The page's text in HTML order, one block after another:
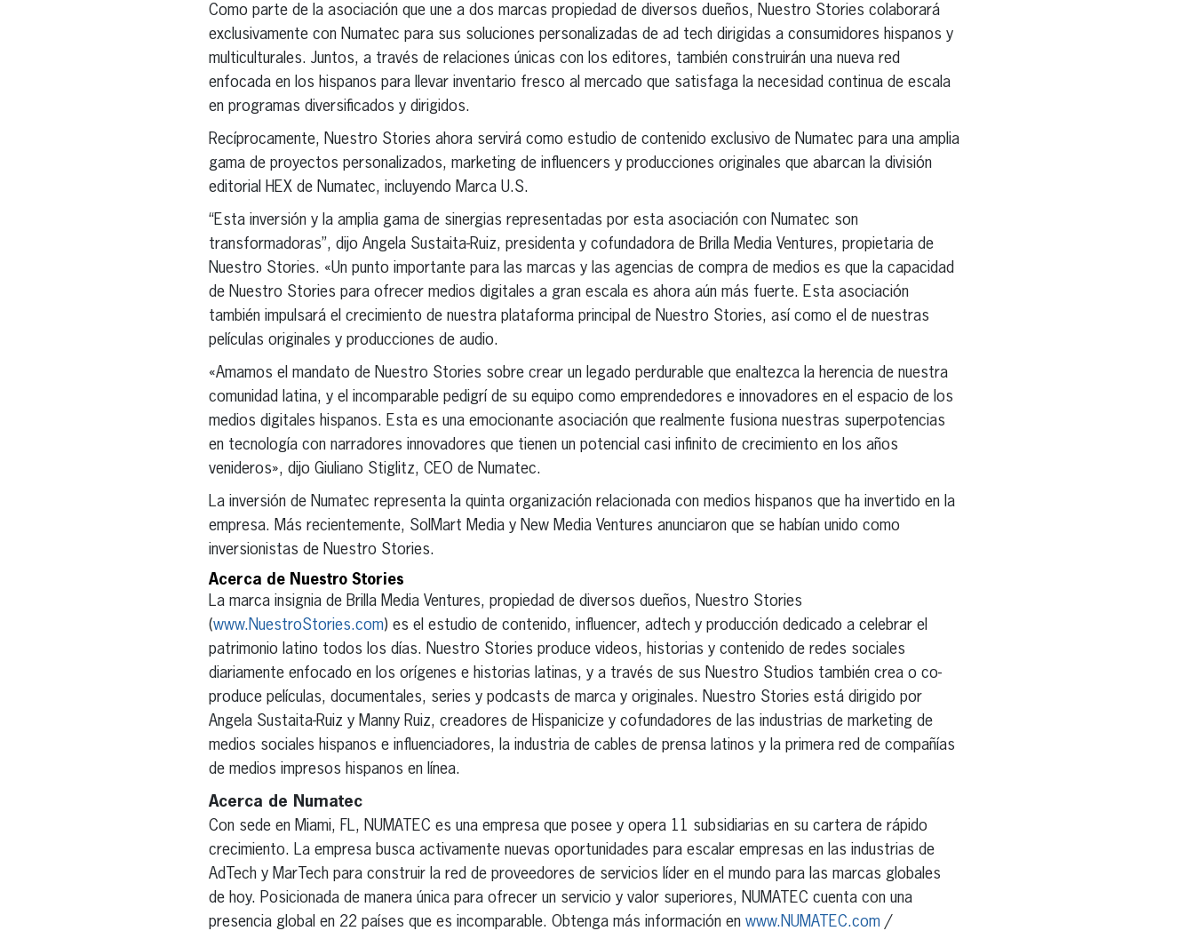
Como parte de la asociación que une a dos marcas propiedad de diversos dueños, Nuestro Stories colaborará
exclusivamente con Numatec para sus soluciones personalizadas de ad tech dirigidas a consumidores hispanos y
multiculturales. Juntos, a través de relaciones únicas con los editores, también construirán una nueva red
enfocada en los hispanos para llevar inventario fresco al mercado que satisfaga la necesidad continua de escala
en programas diversificados y dirigidos.
Recíprocamente, Nuestro Stories ahora servirá como estudio de contenido exclusivo de Numatec para una amplia
gama de proyectos personalizados, marketing de influencers y producciones originales que abarcan la división
editorial HEX de Numatec, incluyendo Marca U.S.
“Esta inversión y la amplia gama de sinergias representadas por esta asociación con Numatec son
transformadoras”, dijo Angela Sustaita-Ruiz, presidenta y cofundadora de Brilla Media Ventures, propietaria de
Nuestro Stories. «Un punto importante para las marcas y las agencias de compra de medios es que la capacidad
de Nuestro Stories para ofrecer medios digitales a gran escala es ahora aún más fuerte. Esta asociación
también impulsará el crecimiento de nuestra plataforma principal de Nuestro Stories, así como el de nuestras
películas originales y producciones de audio.
«Amamos el mandato de Nuestro Stories sobre crear un legado perdurable que enaltezca la herencia de nuestra
comunidad latina, y el incomparable pedigrí de su equipo como emprendedores e innovadores en el espacio de los
medios digitales hispanos. Esta es una emocionante asociación que realmente fusiona nuestras superpotencias
en tecnología con narradores innovadores que tienen un potencial casi infinito de crecimiento en los años
venideros», dijo Giuliano Stiglitz, CEO de Numatec.
La inversión de Numatec representa la quinta organización relacionada con medios hispanos que ha invertido en la
empresa. Más recientemente, SolMart Media y New Media Ventures anunciaron que se habían unido como
inversionistas de Nuestro Stories.
Acerca de Nuestro Stories
La marca insignia de Brilla Media Ventures, propiedad de diversos dueños, Nuestro Stories
(www.NuestroStories.com) es el estudio de contenido, influencer, adtech y producción dedicado a celebrar el
patrimonio latino todos los días. Nuestro Stories produce videos, historias y contenido de redes sociales
diariamente enfocado en los orígenes e historias latinas, y a través de sus Nuestro Studios también crea o co-
produce películas, documentales, series y podcasts de marca y originales. Nuestro Stories está dirigido por
Angela Sustaita-Ruiz y Manny Ruiz, creadores de Hispanicize y cofundadores de las industrias de marketing de
medios sociales hispanos e influenciadores, la industria de cables de prensa latinos y la primera red de compañías
de medios impresos hispanos en línea.
Acerca de Numatec
Con sede en Miami, FL, NUMATEC es una empresa que posee y opera 11 subsidiarias en su cartera de rápido
crecimiento. La empresa busca activamente nuevas oportunidades para escalar empresas en las industrias de
AdTech y MarTech para construir la red de proveedores de servicios líder en el mundo para las marcas globales
de hoy. Posicionada de manera única para ofrecer un servicio y valor superiores, NUMATEC cuenta con una
presencia global en 22 países que es incomparable. Obtenga más información enwww.NUMATEC.com/